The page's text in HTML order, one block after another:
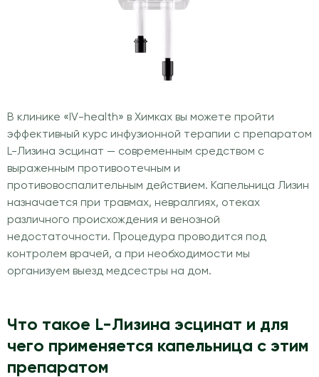
В клинике «IV-health» в Химках вы можете пройти
эффективный курс инфузионной терапии с препаратом
L-Лизина эсцинат — современным средством с
выраженным противоотечным и
противовоспалительным действием. Капельница Лизин
назначается при травмах, невралгиях, отеках
различного происхождения и венозной
недостаточности. Процедура проводится под
контролем врачей, а при необходимости мы
организуем выезд медсестры на дом.
Что такое L-Лизина эсцинат и для
чего применяется капельница с этим
препаратом